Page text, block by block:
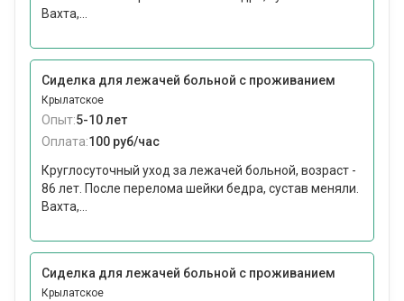
Вахта,...
Сиделка для лежачей больной с проживанием
Крылатское
Опыт:5-10 лет
Оплата:100 руб/час
Круглосуточный уход за лежачей больной, возраст -
86 лет. После перелома шейки бедра, сустав меняли.
Вахта,...
Сиделка для лежачей больной с проживанием
Крылатское